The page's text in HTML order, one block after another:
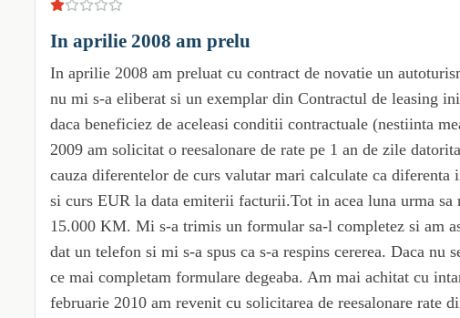
In aprilie 2008 am prelu
In aprilie 2008 am preluat cu contract de novatie un
nu mi s-a eliberat si un exemplar din Contractul de leasing
daca beneficiez de aceleasi conditii contractuale (nestiinta
2009 am solicitat o reesalonare de rate pe 1 an de zile
cauza diferentelor de curs valutar mari calculate ca
si curs EUR la data emiterii facturii.Tot in acea luna urma
15.000 KM. Mi s-a trimis un formular sa-l completez si am
dat un telefon si mi s-a spus ca s-a respins cererea. Daca nu
ce mai completam formulare degeaba. Am mai achitat cu
februarie 2010 am revenit cu solicitarea de reesalonare rate